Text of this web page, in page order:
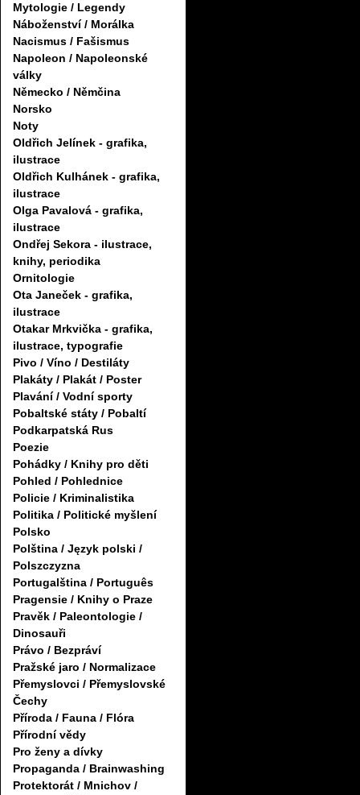
Mytologie / Legendy
Náboženství / Morálka
Nacismus / Fašismus
Napoleon / Napoleonské
války
Německo / Němčina
Norsko
Noty
Oldřich Jelínek - grafika,
ilustrace
Oldřich Kulhánek - grafika,
ilustrace
Olga Pavalová - grafika,
ilustrace
Ondřej Sekora - ilustrace,
knihy, periodika
Ornitologie
Ota Janeček - grafika,
ilustrace
Otakar Mrkvička - grafika,
ilustrace, typografie
Pivo / Víno / Destiláty
Plakáty / Plakát / Poster
Plavání / Vodní sporty
Pobaltské státy / Pobaltí
Podkarpatská Rus
Poezie
Pohádky / Knihy pro děti
Pohled / Pohlednice
Policie / Kriminalistika
Politika / Politické myšlení
Polsko
Polština / Język polski /
Polszczyzna
Portugalština / Português
Pragensie / Knihy o Praze
Pravěk / Paleontologie /
Dinosauři
Právo / Bezpráví
Pražské jaro / Normalizace
Přemyslovci / Přemyslovské
Čechy
Příroda / Fauna / Flóra
Přírodní vědy
Pro ženy a dívky
Propaganda / Brainwashing
Protektorát / Mnichov /